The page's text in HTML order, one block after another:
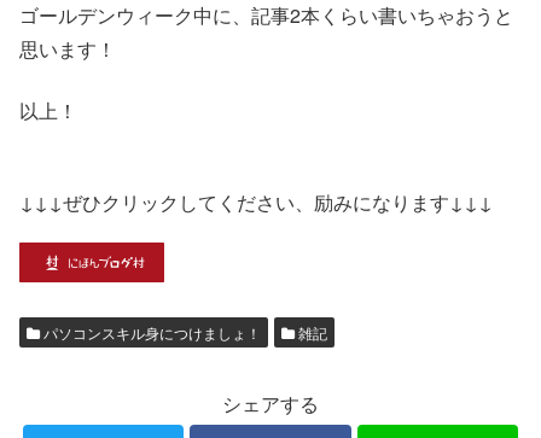
ゴールデンウィーク中に、記事2本くらい書いちゃおうと
思います！
以上！
↓↓↓ぜひクリックしてください、励みになります↓↓↓
パソコンスキル身につけましょ！ 雑記
シェアする